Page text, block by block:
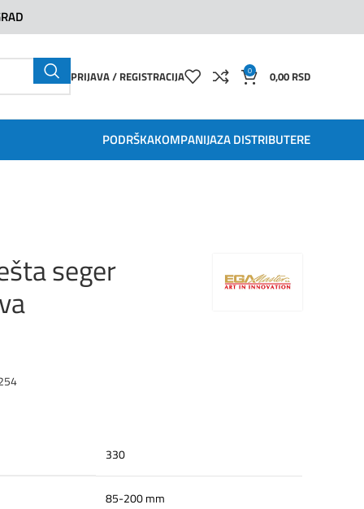
PRIJAVA / REGISTRACIJA 0 0,00 RSD
PODRŠKAKOMPANIJAZA DISTRIBUTERE
seger
330
85-200 mm